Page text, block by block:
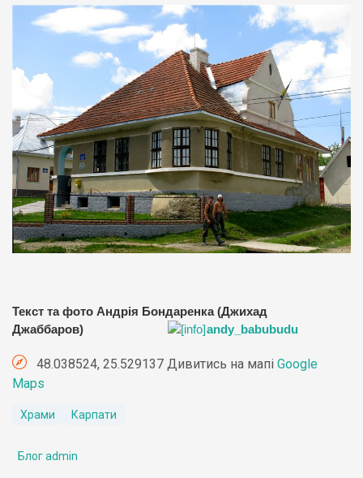
Текст та фото Андрія Бондаренка (Джихад
Джаббаров)
andy_babubudu
48.038524, 25.529137 Дивитись на мапі Google
Maps
Храми Карпати
Блог admin